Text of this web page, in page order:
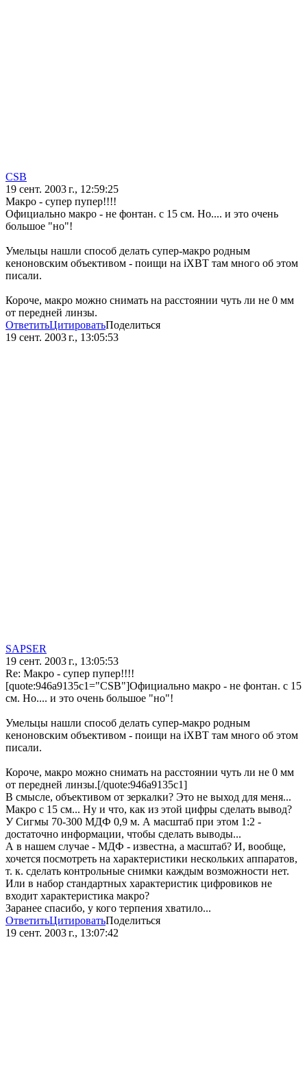
CSB
19 сент. 2003 г., 12:59:25
Макро - супер пупер!!!!
Официально макро - не фонтан. с 15 см. Но.... и это очень
большое "но"!
Умельцы нашли способ делать супер-макро родным
кеноновским объективом - поищи на iXBT там много об этом
писали.
Короче, макро можно снимать на расстоянии чуть ли не 0 мм
от передней линзы.
ОтветитьЦитироватьПоделиться
19 сент. 2003 г., 13:05:53
SAPSER
19 сент. 2003 г., 13:05:53
Re: Макро - супер пупер!!!!
[quote:946a9135c1="CSB"]Официально макро - не фонтан. с 15
см. Но.... и это очень большое "но"!
Умельцы нашли способ делать супер-макро родным
кеноновским объективом - поищи на iXBT там много об этом
писали.
Короче, макро можно снимать на расстоянии чуть ли не 0 мм
от передней линзы.[/quote:946a9135c1]
В смысле, объективом от зеркалки? Это не выход для меня...
Макро с 15 см... Ну и что, как из этой цифры сделать вывод?
У Сигмы 70-300 МДФ 0,9 м. А масштаб при этом 1:2 -
достаточно информации, чтобы сделать выводы...
А в нашем случае - МДФ - известна, а масштаб? И, вообще,
хочется посмотреть на характеристики нескольких аппаратов,
т. к. сделать контрольные снимки каждым возможности нет.
Или в набор стандартных характеристик цифровиков не
входит характеристика макро?
Заранее спасибо, у кого терпения хватило...
ОтветитьЦитироватьПоделиться
19 сент. 2003 г., 13:07:42